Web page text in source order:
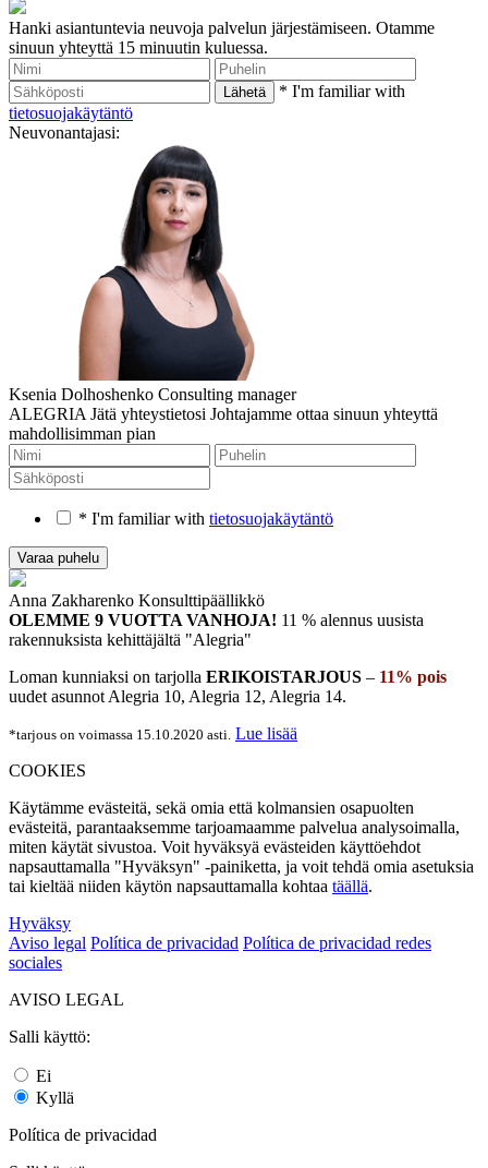
Hanki asiantuntevia neuvoja palvelun järjestämiseen. Otamme
sinuun yhteyttä 15 minuutin kuluessa.
* I'm familiar with
tietosuojakäytäntö
Neuvonantajasi:
Ksenia Dolhoshenko Consulting manager
ALEGRIA Jätä yhteystietosi Johtajamme ottaa sinuun yhteyttä
mahdollisimman pian
* I'm familiar with tietosuojakäytäntö
Anna Zakharenko Konsulttipäällikkö
OLEMME 9 VUOTTA VANHOJA! 11 % alennus uusista
rakennuksista kehittäjältä "Alegria"
Loman kunniaksi on tarjolla ERIKOISTARJOUS – 11% pois
uudet asunnot Alegria 10, Alegria 12, Alegria 14.
*tarjous on voimassa 15.10.2020 asti. Lue lisää
COOKIES
Käytämme evästeitä, sekä omia että kolmansien osapuolten
evästeitä, parantaaksemme tarjoamaamme palvelua analysoimalla,
miten käytät sivustoa. Voit hyväksyä evästeiden käyttöehdot
napsauttamalla "Hyväksyn" -painiketta, ja voit tehdä omia asetuksia
tai kieltää niiden käytön napsauttamalla kohtaa täällä.
Hyväksy
Aviso legal Política de privacidad Política de privacidad redes
sociales
AVISO LEGAL
Salli käyttö:
Ei
Kyllä
Política de privacidad